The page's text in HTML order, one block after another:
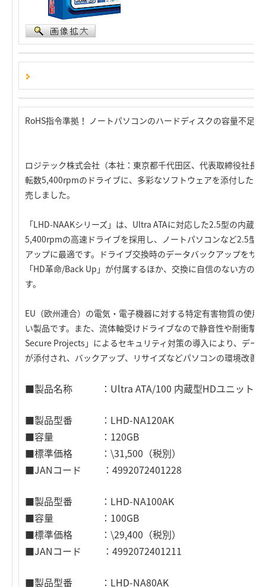
RoHS指令準拠！ ノートパソコンのハードディスクの容量不足
ロジテック株式会社（本社：東京都千代田区、代表取締役社長
転数5,400rpmのドライブに、多彩なソフトウェアを添付した
売しました。
「LHD-NAAKシリーズ」は、Ultra ATAに対応した2.5型の内蔵
5,400rpmの高速ドライブを採用し、ノートパソコンなど2.5型
アップに最適です。ドライブ交換時のデータバックアップをサ
「HD革命/Back Up」が付属するほか、交換に自信のない方の
す。
EU（欧州連合）の電気・電子機器に対する特定有害物質の使
い製品です。また、流体軸受けドライブなので静音性や耐衝撃
Secure Projects」によるセキュリティ対策の導入により、デー
が添付され、バックアップ、リサイズなどパソコンの環境改善
■製品名称 ：Ultra ATA/100 内蔵型HDユニット（
■製品型番 ：LHD-NA120AK
■容量 ：120GB
■標準価格 ：\31,500（税別）
■JANコード ：4992072401228
■製品型番 ：LHD-NA100AK
■容量 ：100GB
■標準価格 ：\29,400（税別）
■JANコード ：4992072401211
■製品型番 ：LHD-NA80AK